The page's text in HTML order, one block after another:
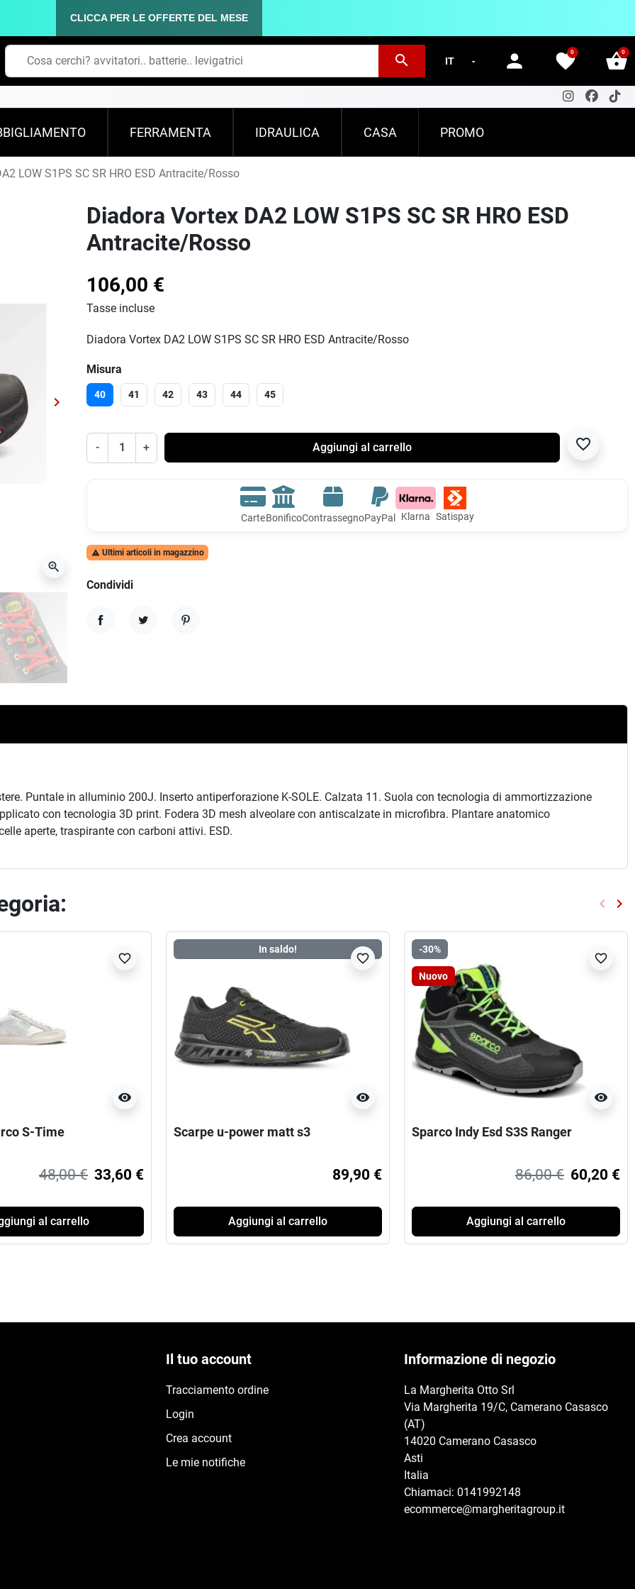
CLICCA PER LE OFFERTE DEL MESE
search person favorite
0 shopping_basket
0
FERRAMENTA IDRAULICA CASA PROMO
LOW S1PS SC SR HRO ESD Antracite/Rosso
Successivo
keyboard_arrow_right
zoom_in
Diadora Vortex DA2 LOW S1PS SC SR HRO ESD
Antracite/Rosso
106,00 €
Tasse incluse
Diadora Vortex DA2 LOW S1PS SC SR HRO ESD Antracite/Rosso
Misura
40 41 42 43 44 45
- + Aggiungi al carrello favorite_border
CarteBonificoContrassegnoPayPal Klarna Satispay
 Ultimi articoli in magazzino
Condividi
Puntale in alluminio 200J. Inserto antiperforazione K-SOLE. Calzata 11. Suola con tecnologia di ammortizzazione
con tecnologia 3D print. Fodera 3D mesh alveolare con antiscalzate in microfibra. Plantare anatomico
aperte, traspirante con carboni attivi. ESD.
keyboard_arrow_left keyboard_arrow_right
visibility
favorite_border
S-Time
48,00 € 33,60 €
al carrello
In saldo!
visibility
favorite_border
Scarpe u-power matt s3
89,90 €
Aggiungi al carrello
-30%
Nuovo
visibility
favorite_border
Sparco Indy Esd S3S Ranger
86,00 € 60,20 €
Aggiungi al carrello
Il tuo account
Tracciamento ordine
Login
Crea account
Le mie notifiche
Informazione di negozio
La Margherita Otto Srl
Via Margherita 19/C, Camerano Casasco
(AT)
14020 Camerano Casasco
Asti
Italia
Chiamaci: 0141992148
ecommerce@margheritagroup.it